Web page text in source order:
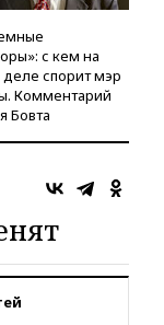
с кем на
спорит мэр
Комментарий
Бовта